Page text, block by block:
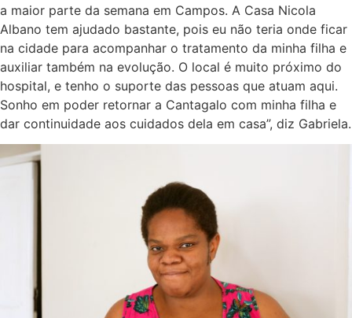
a maior parte da semana em Campos. A Casa Nicola
Albano tem ajudado bastante, pois eu não teria onde ficar
na cidade para acompanhar o tratamento da minha filha e
auxiliar também na evolução. O local é muito próximo do
hospital, e tenho o suporte das pessoas que atuam aqui.
Sonho em poder retornar a Cantagalo com minha filha e
dar continuidade aos cuidados dela em casa”, diz Gabriela.